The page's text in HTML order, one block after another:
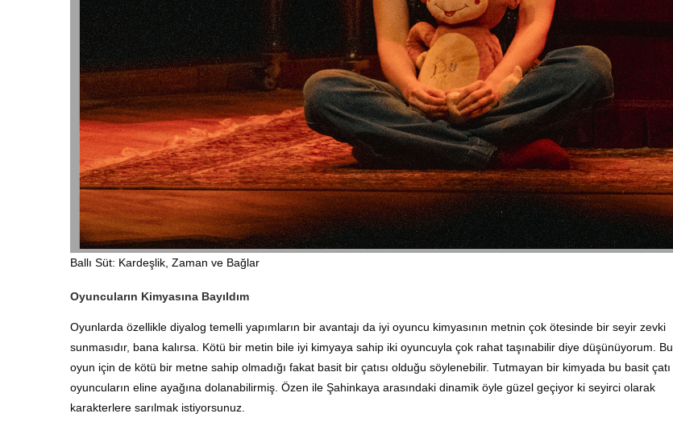
Ballı Süt: Kardeşlik, Zaman ve Bağlar
Oyuncuların Kimyasına Bayıldım
Oyunlarda özellikle diyalog temelli yapımların bir avantajı da iyi oyuncu kimyasının metnin çok ötesinde bir seyir zevki
sunmasıdır, bana kalırsa. Kötü bir metin bile iyi kimyaya sahip iki oyuncuyla çok rahat taşınabilir diye düşünüyorum. Bu
oyun için de kötü bir metne sahip olmadığı fakat basit bir çatısı olduğu söylenebilir. Tutmayan bir kimyada bu basit çatı
oyuncuların eline ayağına dolanabilirmiş. Özen ile Şahinkaya arasındaki dinamik öyle güzel geçiyor ki seyirci olarak
karakterlere sarılmak istiyorsunuz.